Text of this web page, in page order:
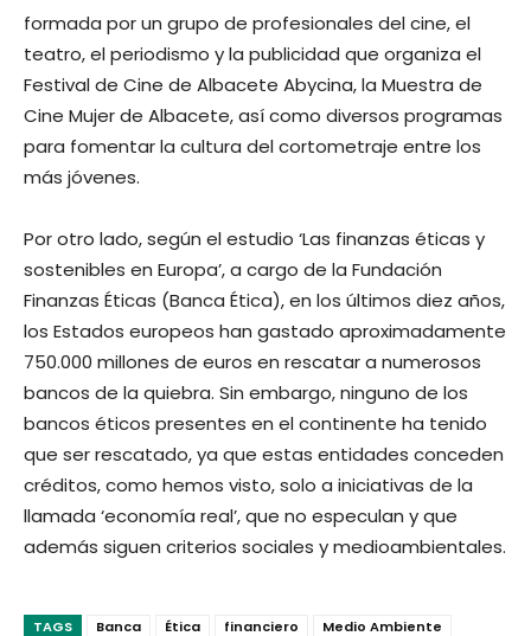
formada por un grupo de profesionales del cine, el
teatro, el periodismo y la publicidad que organiza el
Festival de Cine de Albacete Abycina, la Muestra de
Cine Mujer de Albacete, así como diversos programas
para fomentar la cultura del cortometraje entre los
más jóvenes.
Por otro lado, según el estudio ‘Las finanzas éticas y
sostenibles en Europa’, a cargo de la Fundación
Finanzas Éticas (Banca Ética), en los últimos diez años,
los Estados europeos han gastado aproximadamente
750.000 millones de euros en rescatar a numerosos
bancos de la quiebra. Sin embargo, ninguno de los
bancos éticos presentes en el continente ha tenido
que ser rescatado, ya que estas entidades conceden
créditos, como hemos visto, solo a iniciativas de la
llamada ‘economía real’, que no especulan y que
además siguen criterios sociales y medioambientales.
TAGS Banca Ética financiero Medio Ambiente